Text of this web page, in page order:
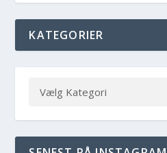
KATEGORIER